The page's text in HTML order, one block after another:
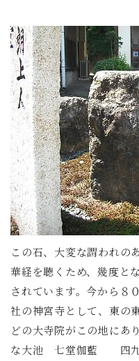
この石、大変な謂われの
華経を聴くため、幾度と
されています。今から８
社の神宮寺として、東の
どの大寺院がこの地に
な大池 七堂伽藍 四九